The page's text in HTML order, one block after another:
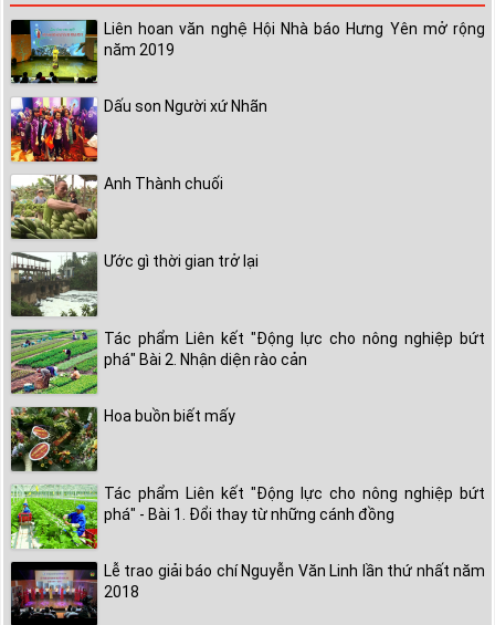
Liên hoan văn nghệ Hội Nhà báo Hưng Yên mở rộng
năm 2019
Dấu son Người xứ Nhãn
Anh Thành chuối
Ước gì thời gian trở lại
Tác phẩm Liên kết "Động lực cho nông nghiệp bứt
phá" Bài 2. Nhận diện rào cản
Hoa buồn biết mấy
Tác phẩm Liên kết "Động lực cho nông nghiệp bứt
phá" - Bài 1. Đổi thay từ những cánh đồng
Lễ trao giải báo chí Nguyễn Văn Linh lần thứ nhất năm
2018